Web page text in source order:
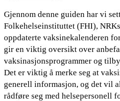
Gjennom denne guiden har vi
Folkehelseinstituttet (FHI),
oppdaterte vaksinekalenderen
gir en viktig oversikt over
vaksinasjonsprogrammer og
Det er viktig å merke seg at
generell informasjon, og det vil
rådføre seg med helsepersonell